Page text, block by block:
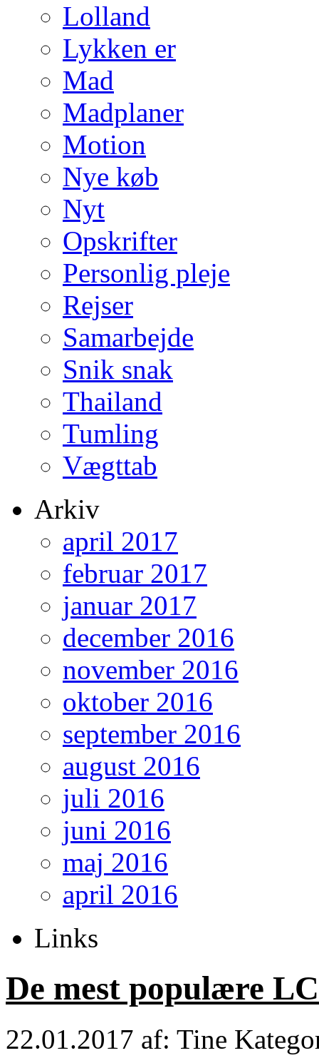
Lolland
Lykken er
Mad
Madplaner
Motion
Nye køb
Nyt
Opskrifter
Personlig pleje
Rejser
Samarbejde
Snik snak
Thailand
Tumling
Vægttab
Arkiv
april 2017
februar 2017
januar 2017
december 2016
november 2016
oktober 2016
september 2016
august 2016
juli 2016
juni 2016
maj 2016
april 2016
Links
De mest populære
22.01.2017 af: Tine